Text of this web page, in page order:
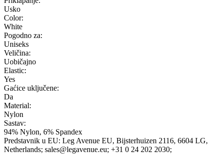
Usko
Color:
White
Pogodno za:
Uniseks
Veličina:
Uobičajno
Elastic:
Yes
Gaćice uključene:
Da
Material:
Nylon
Sastav:
94% Nylon, 6% Spandex
Predstavnik u EU: Leg Avenue EU, Bijsterhuizen 2116, 6604 LG,
Netherlands; sales@legavenue.eu; +31 0 24 202 2030;